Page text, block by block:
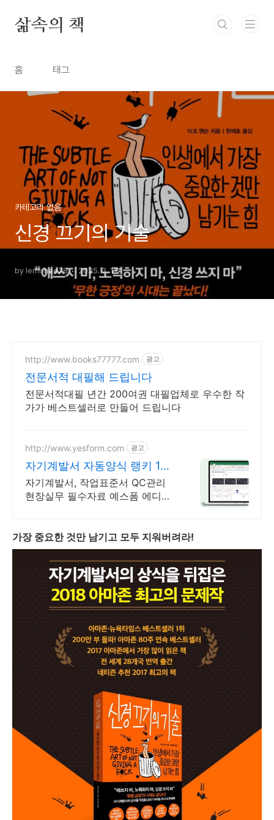
삶속의 책
홈 태그
카테고리 없음
신경 끄기의 기술
by lemirhee78 2025. 3. 11.
http://www.books77777.com 광고
전문서적 대필해 드립니다
전문서적대필 년간 200여권 대필업체로 우수한 작
가가 베스트셀러로 만들어 드립니다
http://www.yesform.com 광고
자기계발서 자동양식 랭키 1위
문서서식 플랫폼
자기계발서, 작업표준서 QC관리
현장실무 필수자료 예스폼 에디터
가장 중요한 것만 남기고 모두 지워버려라!